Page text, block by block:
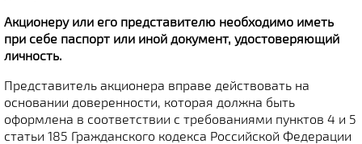
Акционеру или его представителю необходимо иметь
при себе паспорт или иной документ, удостоверяющий
личность.
Представитель акционера вправе действовать на
основании доверенности, которая должна быть
оформлена в соответствии с требованиями пунктов 4 и 5
статьи 185 Гражданского кодекса Российской Федерации